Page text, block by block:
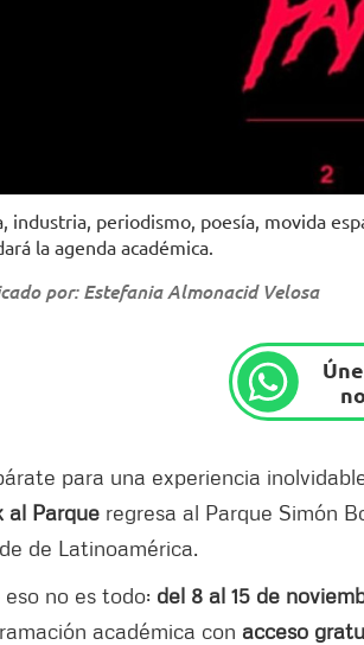
industria, periodismo, poesía, movida
la agenda académica.
por: Estefania Almonacid Velosa
para una experiencia
al Parque regresa al Parque Simón
de Latinoamérica.
eso no es todo: del 8 al 15 de
académica con acceso